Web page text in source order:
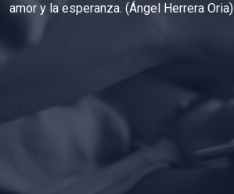
amor y la esperanza. (Ángel Herrera Oria)